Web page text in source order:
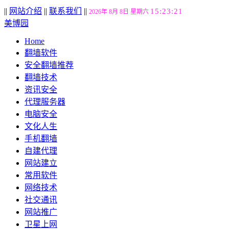
|| 网站介绍 || 联系我们 || 2026年 8月 8日 星期六 15:23:22
美博园
Home
翻墙软件
安全翻墙推荐
翻墙技术
资讯安全
代理服务器
电脑安全
文化人生
手机翻墙
自建代理
网站建立
常用软件
网络技术
社交通讯
网站推广
卫星上网